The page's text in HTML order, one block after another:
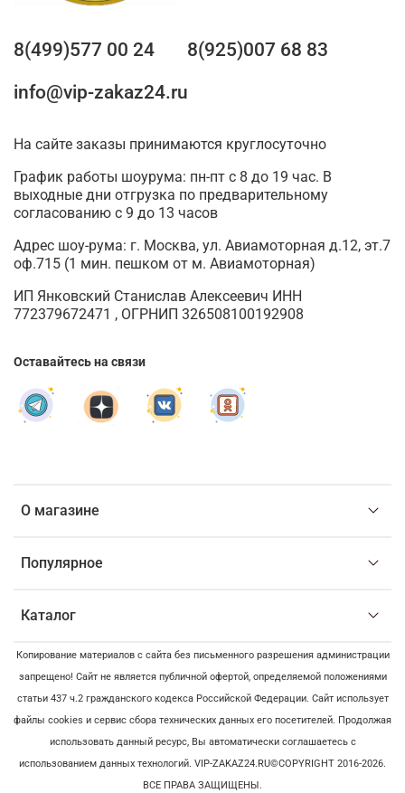
О магазине
Популярное
Каталог
8(499)577 00 24
8(925)007 68 83
info@vip-zakaz24.ru
На сайте заказы принимаются круглосуточно
График работы шоурума: пн-пт с 8 до 19 час. В
выходные дни отгрузка по предварительному
согласованию с 9 до 13 часов
Адрес шоу-рума: г. Москва, ул. Авиамоторная д.12, эт.7
оф.715 (1 мин. пешком от м. Авиамоторная)
ИП Янковский Станислав Алексеевич ИНН
772379672471 , ОГРНИП 326508100192908
Оставайтесь на связи
Копирование материалов с сайта без письменного разрешения администрации
запрещено! Сайт не является публичной офертой, определяемой положениями
статьи 437 ч.2 гражданского кодекса Российской Федерации. Сайт использует
файлы cookies и сервис сбора технических данных его посетителей. Продолжая
использовать данный ресурс, Вы автоматически соглашаетесь с
использованием данных технологий. VIP-ZAKAZ24.RU©COPYRIGHT 2016-2026.
ВСЕ ПРАВА ЗАЩИЩЕНЫ.